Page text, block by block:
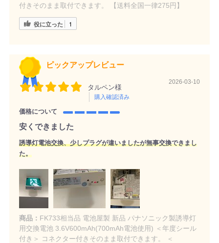
付きそのまま取付できます。 【送料全国一律275円】
役に立った 1
ピックアップレビュー
タルペン様
購入確認済み
2026-03-10
価格について
安くできました
誘導灯電池交換、少しプラグが違いましたが無事交換できまし
た。
商品： FK733相当品 電池屋製 新品 パナソニック製誘導灯
用交換電池 3.6V600mAh(700mAh電池使用) ＜年度シール
付き＞ コネクター付きそのまま取付できます。 ＜